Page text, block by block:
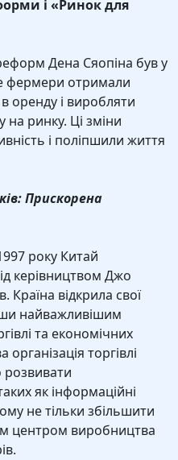
і «Ринок для
Дена Сяопіна був у
фермери отримали
оренду і виробляти
на ринку. Ці зміни
і поліпшили життя
Прискорена
року Китай
керівництвом Джо
Країна відкрила свої
найважливішим
та економічних
організація торгівлі
як інформаційні
не тільки збільшити
центром виробництва